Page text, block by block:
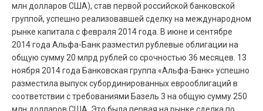
млн долларов США), став первой российской банковской
группой, успешно реализовавшей сделку на международном
рынке капитала с февраля 2014 года. В июне и сентябре
2014 года Альфа-Банк разместил рублевые облигации на
общую сумму 20 млрд рублей со срочностью 36 месяцев. 13
ноября 2014 года Банковская группа «Альфа-Банк» успешно
разместила выпуск субординированных еврооблигаций в
соответствии с требованиями Базель 3 на общую сумму 250
млн долларов США. Это была первая на рынке сделка по